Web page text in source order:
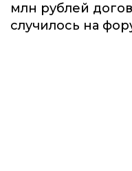
млн рублей
случилось на